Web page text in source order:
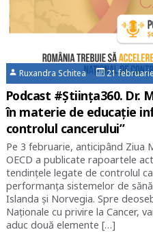
Ruxandra Schitea 21
Podcast #Știința360. Dr.
în materie de educație
controlul cancerului”
Pe 3 februarie, anticipând Ziua
OECD a publicate rapoartele
tendințele legate de controlul
performanța sistemelor de
Islanda și Norvegia. Spre
Naționale cu privire la Cancer,
aduc două elemente […]